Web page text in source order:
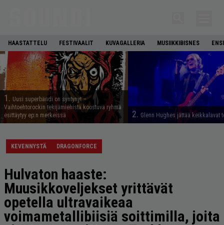
HAASTATTELU FESTIVAALIT KUVAGALLERIA MUSIIKKIBISNES
1. Uusi superbändi on syntynyt –
Vaihtoehtorockin tekijämiehistä koostuva ryhmä
esittäytyy ep:n merkeissä
2. Glenn Hughes jättää keikkalavat
KEVENNYSTÄ DRAGONFORCE
Hulvaton haaste:
Muusikkoveljekset yrittävät
opetella ultravaikeaa
voimametallibiisiä soittimilla, joita